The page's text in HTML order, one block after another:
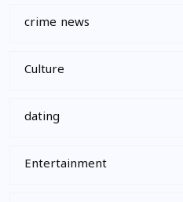
crime news
Culture
dating
Entertainment